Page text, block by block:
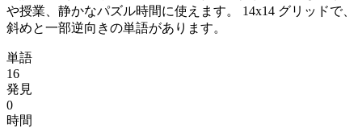
や授業、静かなパズル時間に使えます。
14x14 グリッドで、
斜めと一部逆向きの単語があります。
単語
16
発見
0
時間